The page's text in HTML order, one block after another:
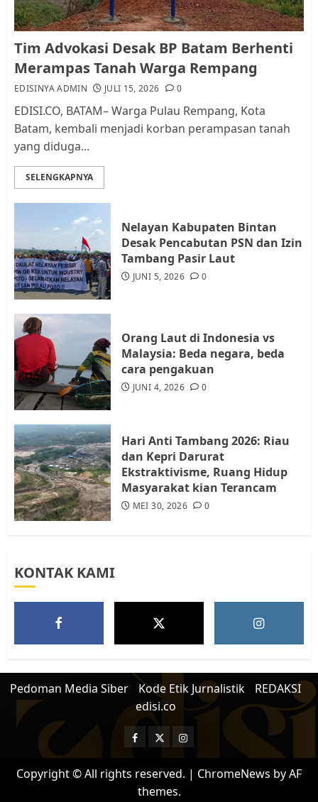
Kader Pajak jadi Penghubung
Pemerintah dan Masyarakat di
Lingkungan RT/RW
AGUSTUS 1, 2026
4
Warga Rempang Ajukan
Audiensi dengan Wali Kota
5
Tim Advokasi Desak BP Batam
Berhenti Merampas Tanah
Tim Advokasi Desak BP Batam Berhenti
Merampas Tanah Warga Rempang
EDISINYA ADMIN JULI 15, 2026 0
EDISI.CO, BATAM– Warga Pulau Rempang, Kota
Batam, kembali menjadi korban perampasan tanah
yang diduga...
SELENGKAPNYA
Nelayan Kabupaten Bintan
Desak Pencabutan PSN dan Izin
Tambang Pasir Laut
JUNI 5, 2026 0
Orang Laut di Indonesia vs
Malaysia: Beda negara, beda
cara pengakuan
JUNI 4, 2026 0
Hari Anti Tambang 2026: Riau
dan Kepri Darurat
Ekstraktivisme, Ruang Hidup
Masyarakat kian Terancam
MEI 30, 2026 0
KONTAK KAMI
Pedoman Media Siber Kode Etik Jurnalistik
REDAKSI
edisi.co
Facebook
TwitterInstagram
Copyright © All rights reserved. | ChromeNews by AF
themes.